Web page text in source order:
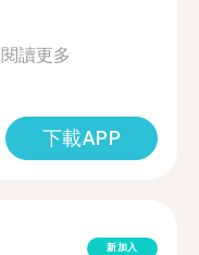
閱讀更多
下載APP
新加入